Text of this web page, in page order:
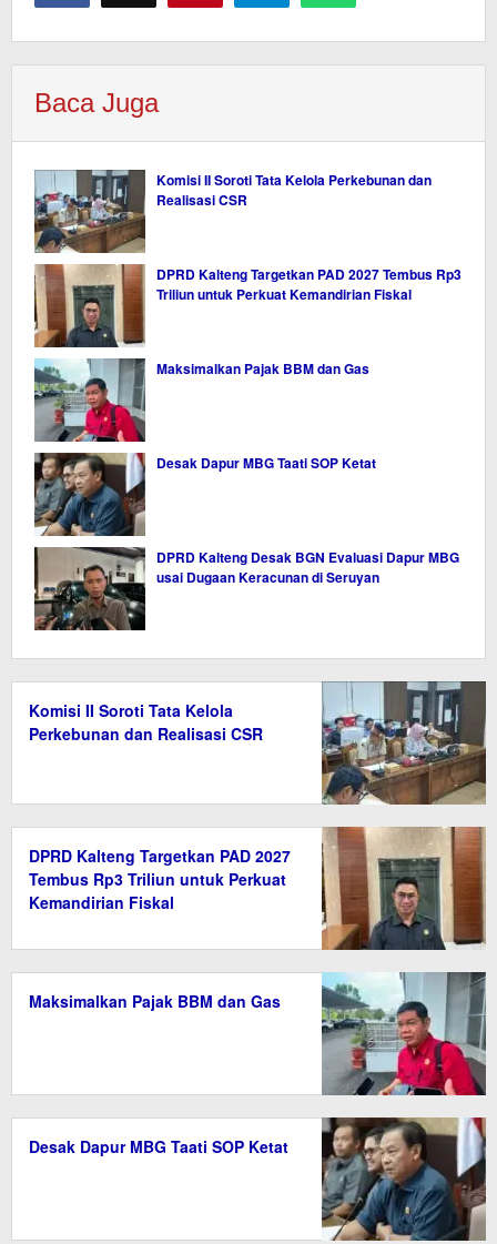
Baca Juga
Komisi II Soroti Tata Kelola Perkebunan dan
Realisasi CSR
DPRD Kalteng Targetkan PAD 2027 Tembus Rp3
Triliun untuk Perkuat Kemandirian Fiskal
Maksimalkan Pajak BBM dan Gas
Desak Dapur MBG Taati SOP Ketat
DPRD Kalteng Desak BGN Evaluasi Dapur MBG
usai Dugaan Keracunan di Seruyan
Komisi II Soroti Tata Kelola
Perkebunan dan Realisasi CSR
DPRD Kalteng Targetkan PAD 2027
Tembus Rp3 Triliun untuk Perkuat
Kemandirian Fiskal
Maksimalkan Pajak BBM dan Gas
Desak Dapur MBG Taati SOP Ketat